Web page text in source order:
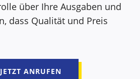
über Ihre Ausgaben und
dass Qualität und Preis
JETZT ANRUFEN